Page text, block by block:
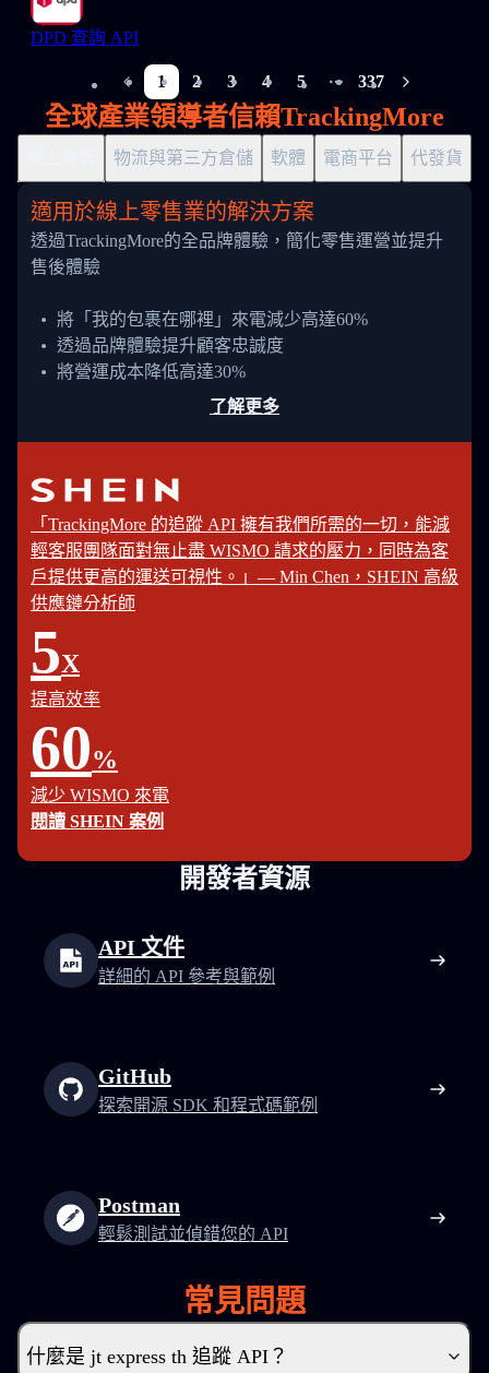
DPD 查詢 API
1 2 3 4 5
More pages
337
全球產業領導者信賴TrackingMore
物流與第三方倉儲 軟體 電商平台 代發貨
適用於線上零售業的解決方案
透過TrackingMore的全品牌體驗，簡化零售運營並提升
售後體驗
將「我的包裹在哪裡」來電減少高達60%
透過品牌體驗提升顧客忠誠度
將營運成本降低高達30%
了解更多
「TrackingMore 的追蹤 API 擁有我們所需的一切，能減
輕客服團隊面對無止盡 WISMO 請求的壓力，同時為客
戶提供更高的運送可視性。」— Min Chen，SHEIN 高級
供應鏈分析師
5X
提高效率
60%
減少 WISMO 來電
閱讀 SHEIN 案例
開發者資源
API 文件
詳細的 API 參考與範例
GitHub
探索開源 SDK 和程式碼範例
Postman
輕鬆測試並偵錯您的 API
常見問題
什麼是 jt express th 追蹤 API？